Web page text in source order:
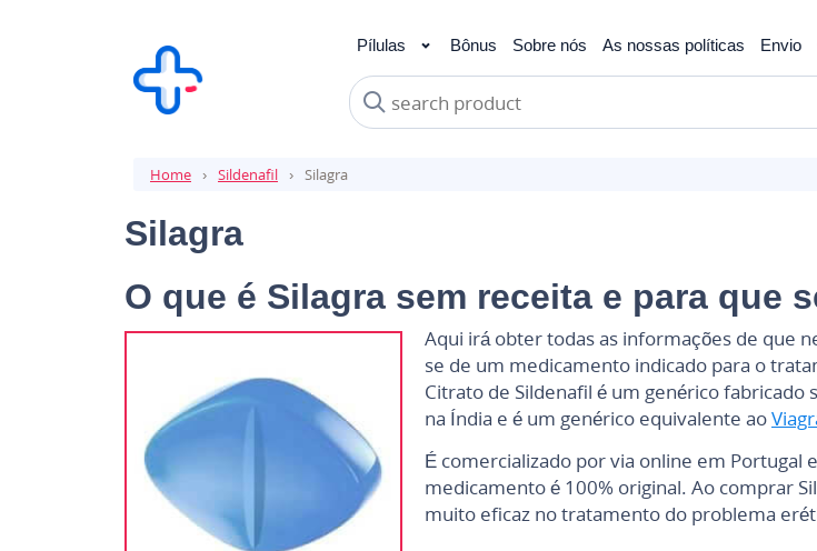
Pílulas
SildenafilVardenafilTadalafilPacotes de teste
Bônus Sobre nós As nossas políticas Envio
Home Sildenafil Silagra
Silagra
O que é Silagra sem receita e para que
Aqui irá obter todas as informações de que
se de um medicamento indicado para o
Citrato de Sildenafil é um genérico
na Índia e é um genérico equivalente ao
É comercializado por via online em Portugal
medicamento é 100% original. Ao comprar
muito eficaz no tratamento do problema